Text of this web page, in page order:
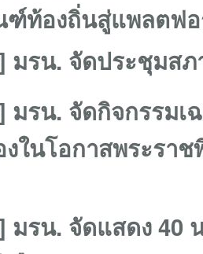
ท้องถิ่นสู่แพลตฟ
มรน. จัดประชุมส
มรน. จัดกิจกรรมเ
งในโอกาสพระร
มรน. จัดแสดง